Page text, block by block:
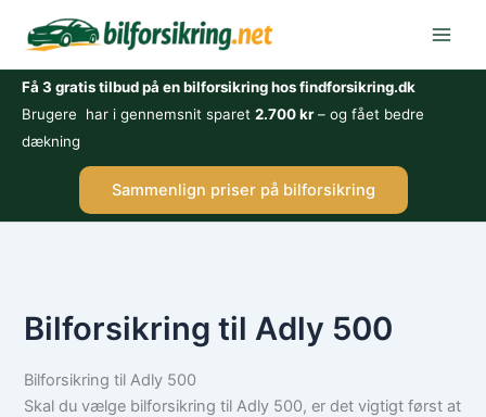
Få 3 gratis tilbud på en bilforsikring hos findforsikring.dk
Brugere har i gennemsnit sparet 2.700 kr– og fået bedre
dækning
Sammenlign priser på bilforsikring
Bilforsikring til Adly 500
Bilforsikring til Adly 500
Skal du vælge bilforsikring til Adly 500, er det vigtigt først at